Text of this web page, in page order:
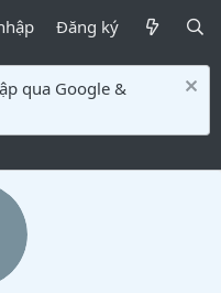
Đăng ký
qua Google &